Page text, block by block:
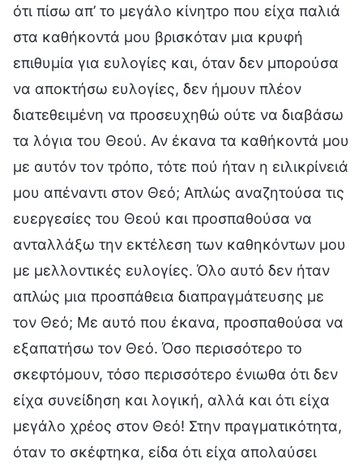
ότι πίσω απ’ το μεγάλο κίνητρο που είχα παλιά
στα καθήκοντά μου βρισκόταν μια κρυφή
επιθυμία για ευλογίες και, όταν δεν μπορούσα
να αποκτήσω ευλογίες, δεν ήμουν πλέον
διατεθειμένη να προσευχηθώ ούτε να διαβάσω
τα λόγια του Θεού. Αν έκανα τα καθήκοντά μου
με αυτόν τον τρόπο, τότε πού ήταν η ειλικρίνειά
μου απέναντι στον Θεό; Απλώς αναζητούσα τις
ευεργεσίες του Θεού και προσπαθούσα να
ανταλλάξω την εκτέλεση των καθηκόντων μου
με μελλοντικές ευλογίες. Όλο αυτό δεν ήταν
απλώς μια προσπάθεια διαπραγμάτευσης με
τον Θεό; Με αυτό που έκανα, προσπαθούσα να
εξαπατήσω τον Θεό. Όσο περισσότερο το
σκεφτόμουν, τόσο περισσότερο ένιωθα ότι δεν
είχα συνείδηση και λογική, αλλά και ότι είχα
μεγάλο χρέος στον Θεό! Στην πραγματικότητα,
όταν το σκέφτηκα, είδα ότι είχα απολαύσει